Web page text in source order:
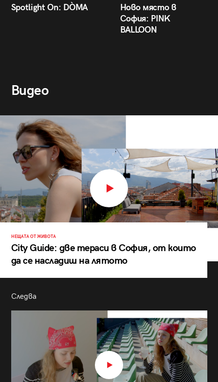
Spotlight On: DÒMA
Ново място в
София: PINK
BALLOON
Видео
НЕЩАТА ОТ ЖИВОТА
City Guide: две тераси в София, от които
да се насладиш на лятото
Следва